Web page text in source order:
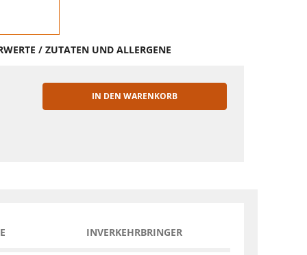
/ ZUTATEN UND ALLERGENE
IN DEN WARENKORB
INVERKEHRBRINGER